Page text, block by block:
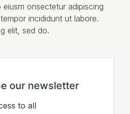
onsectetur adipiscing
incididunt ut labore.
elit, sed do.
our newsletter
to all